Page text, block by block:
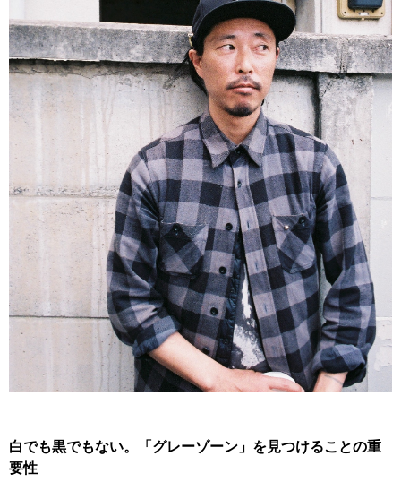
白でも黒でもない。「グレーゾーン」を見つけることの重
要性